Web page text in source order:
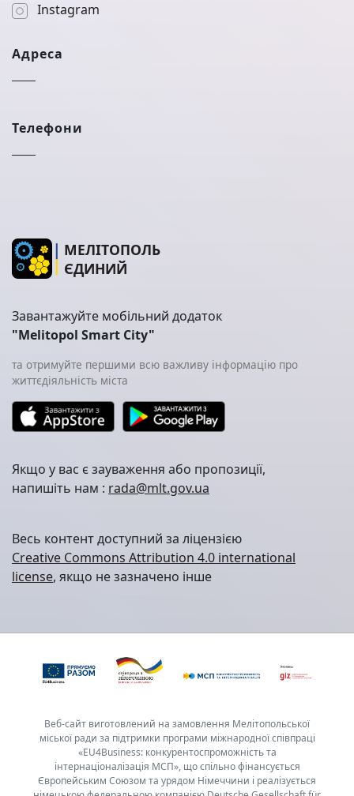
Instagram
Адреса
Телефони
МЕЛІТОПОЛЬ
ЄДИНИЙ
Завантажуйте мобільний додаток
"Melitopol Smart City"
та отримуйте першими всю важливу інформацію про
життєдіяльність міста
Якщо у вас є зауваження або пропозиції,
напишіть нам : rada@mlt.gov.ua
Весь контент доступний за ліцензією
Creative Commons Attribution 4.0 international
license, якщо не зазначено інше
Веб-сайт виготовлений на замовлення Мелітопольської
міської ради за підтримки програми міжнародної співпраці
«EU4Business: конкурентоспроможність та
інтернаціоналізація МСП», що спільно фінансується
Європейським Союзом та урядом Німеччини і реалізується